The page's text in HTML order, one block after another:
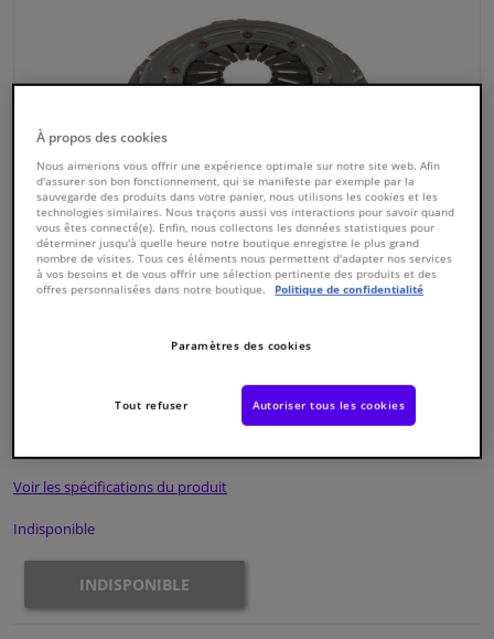
Refroidissement & chauffage
Pièces moteur & accessoires
Filtres & liquides
Bagages & transport
Fenêtres & accessoires
Atelier & outils
Promotions et réductions
5050063610475
Voir les spécifications du produit
Indisponible
INDISPONIBLE
À propos des cookies
Nous aimerions vous offrir une expérience optimale sur notre site web. Afin
d'assurer son bon fonctionnement, qui se manifeste par exemple par la
sauvegarde des produits dans votre panier, nous utilisons les cookies et les
technologies similaires. Nous traçons aussi vos interactions pour savoir quand
vous êtes connecté(e). Enfin, nous collectons les données statistiques pour
déterminer jusqu'à quelle heure notre boutique enregistre le plus grand
nombre de visites. Tous ces éléments nous permettent d'adapter nos services
à vos besoins et de vous offrir une sélection pertinente des produits et des
offres personnalisées dans notre boutique.
Politique de confidentialité
Paramètres des cookies
Tout refuser Autoriser tous les cookies